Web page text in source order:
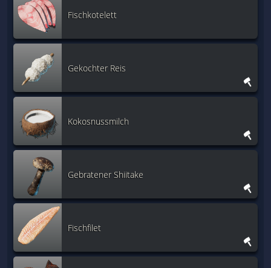
Fischkotelett
Gekochter Reis
Kokosnussmilch
Gebratener Shiitake
Fischfilet